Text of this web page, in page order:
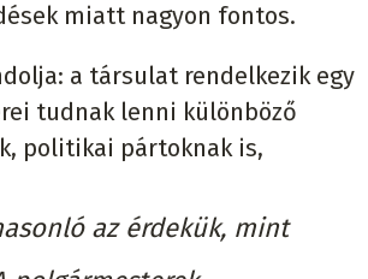
miatt nagyon fontos.
a társulat rendelkezik egy
tudnak lenni különböző
politikai pártoknak is,
az érdekük, mint